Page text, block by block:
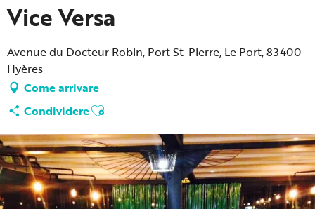
Vice Versa
Avenue du Docteur Robin, Port St-Pierre, Le Port, 83400
Hyères
Come arrivare
CondividereAjouter aux favoris